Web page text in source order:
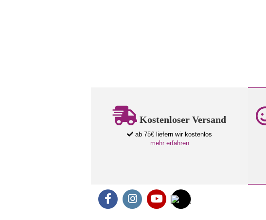
Kostenloser Versand
ab 75€ liefern wir kostenlos
mehr erfahren